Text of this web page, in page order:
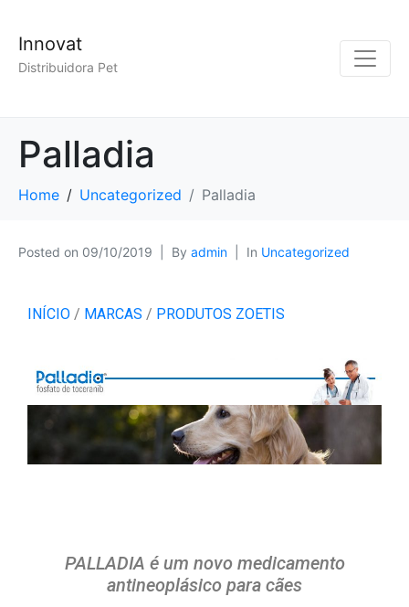
Innovat
Distribuidora Pet
Palladia
Home Uncategorized Palladia
Posted on 09/10/2019 By admin In Uncategorized
INÍCIO / MARCAS / PRODUTOS ZOETIS
PALLADIA é um novo medicamento
antineoplásico para cães